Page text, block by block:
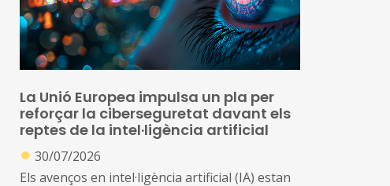
La Unió Europea impulsa un pla per
reforçar la ciberseguretat davant els
reptes de la intel·ligència artificial
● 30/07/2026
Els avenços en intel·ligència artificial (IA) estan